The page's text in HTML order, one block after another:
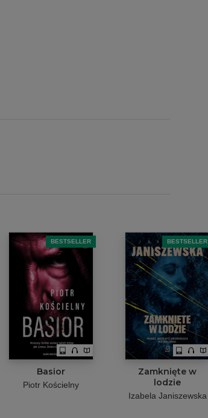
BESTSELLER
Basior
Piotr Kościelny
BESTSELLER
Zamknięte w
lodzie
Izabela Janiszewska